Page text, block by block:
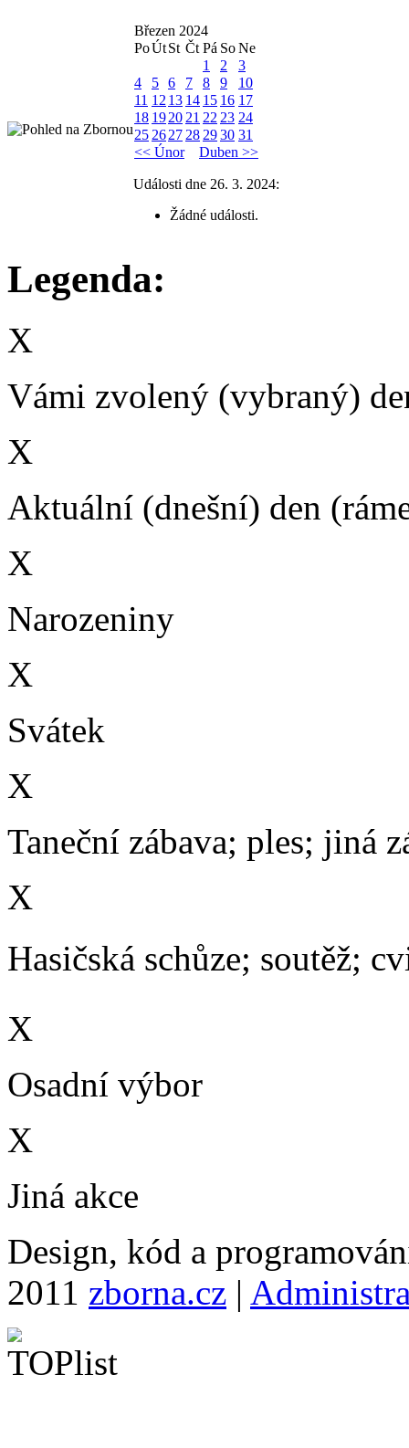
Březen 2024
PoÚtSt Čt Pá SoNe
1
2
3
4
5 6 7 8 9
10
11 12 13 14 15 16 17
18 1920 21 22 23 24
25 2627 28 2930 31
<< Únor
Duben >>
Události dne 26. 3. 2024:
Žádné události.
Legenda:
X
Vámi zvolený (vybraný)
X
Aktuální (dnešní) den
X
Narozeniny
X
Svátek
X
Taneční zábava; ples; jiná
X
Hasičská schůze; soutěž;
X
Osadní výbor
X
Jiná akce
Design, kód a
2011 zborna.cz |